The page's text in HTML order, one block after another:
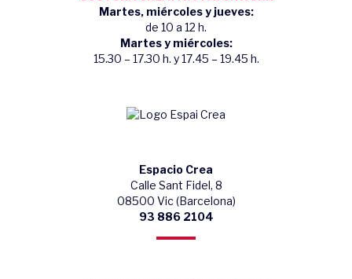
Martes, miércoles y jueves:
de 10 a 12 h.
Martes y miércoles:
15.30 – 17.30 h. y 17.45 – 19.45 h.
Espacio Crea
Calle Sant Fidel, 8
08500 Vic (Barcelona)
93 886 2104